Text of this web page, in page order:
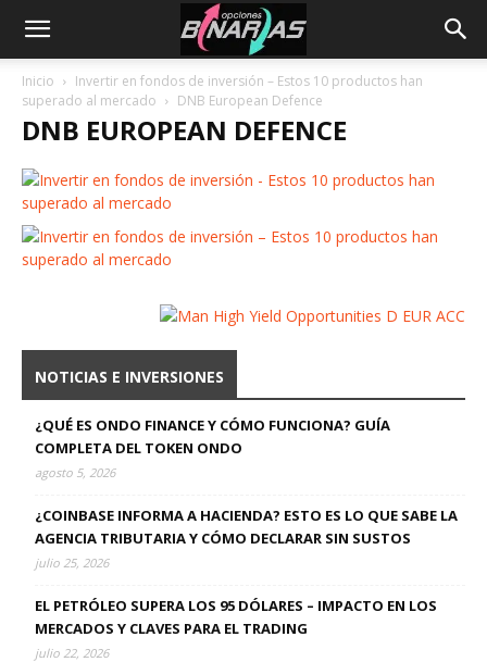
Inicio
Invertir en fondos de inversión – Estos 10 productos han
superado al mercado
DNB European Defence
DNB EUROPEAN DEFENCE
NOTICIAS E INVERSIONES
¿QUÉ ES ONDO FINANCE Y CÓMO FUNCIONA? GUÍA
COMPLETA DEL TOKEN ONDO
agosto 5, 2026
¿COINBASE INFORMA A HACIENDA? ESTO ES LO QUE SABE LA
AGENCIA TRIBUTARIA Y CÓMO DECLARAR SIN SUSTOS
julio 25, 2026
EL PETRÓLEO SUPERA LOS 95 DÓLARES – IMPACTO EN LOS
MERCADOS Y CLAVES PARA EL TRADING
julio 22, 2026